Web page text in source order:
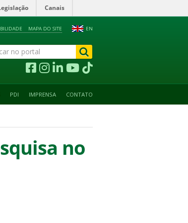
Canais
EN
MAPA DO SITE
PDI IMPRENSA CONTATO
no